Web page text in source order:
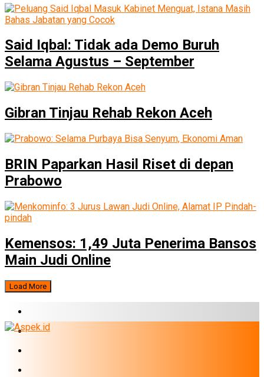
Said Iqbal: Tidak ada Demo Buruh
Selama Agustus – September
Gibran Tinjau Rehab Rekon Aceh
BRIN Paparkan Hasil Riset di depan
Prabowo
Kemensos: 1,49 Juta Penerima Bansos
Main Judi Online
Load More
BUMN